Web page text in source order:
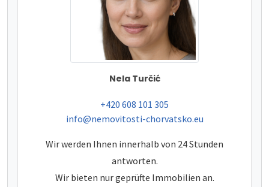
Nela Turčić
tel:
+420 608 101 305
e-mail:
info@nemovitosti-chorvatsko.eu
Wir werden Ihnen innerhalb von 24 Stunden
antworten.
Wir bieten nur geprüfte Immobilien an.